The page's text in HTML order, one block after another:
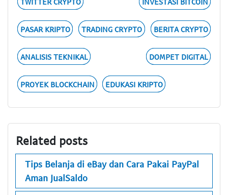
PASAR KRIPTO TRADING CRYPTO BERITA CRYPTO
ANALISIS TEKNIKAL DOMPET DIGITAL
PROYEK BLOCKCHAIN EDUKASI KRIPTO
Related posts
Tips Belanja di eBay dan Cara Pakai PayPal
Aman JualSaldo